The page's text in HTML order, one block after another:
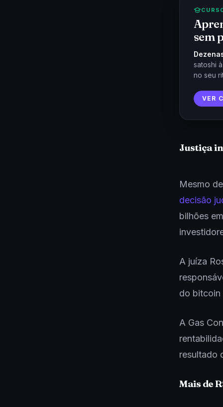
sem
satoshi
no seu
VER
Justiça
Mesmo
decisão
bilhões
A juíza
do bitcoin
A Gas
resultado
Mais de